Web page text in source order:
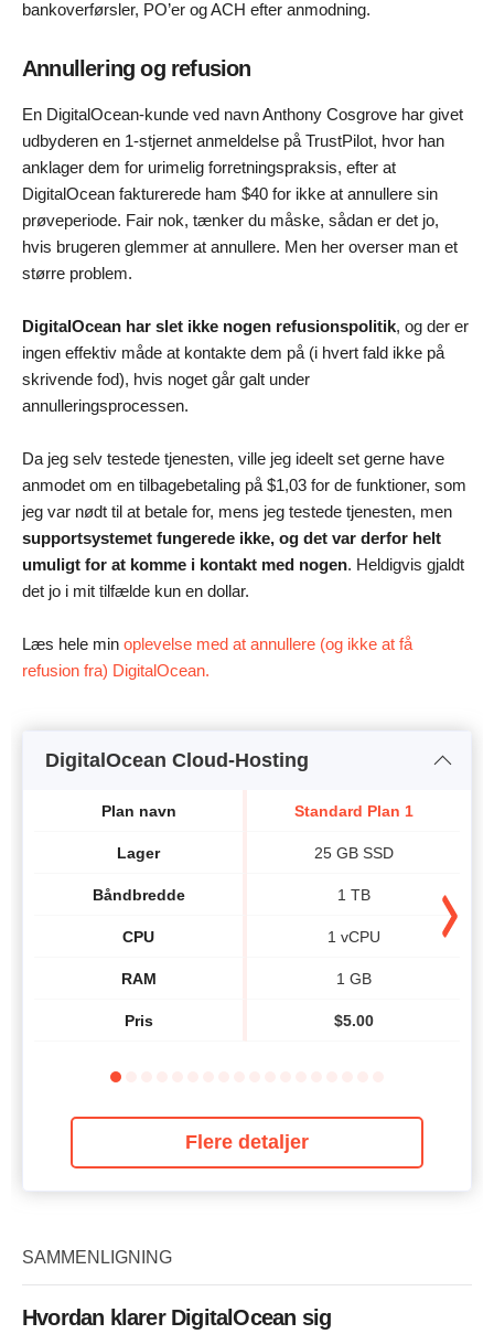
bankoverførsler, PO’er og ACH efter anmodning.
Annullering og refusion
En DigitalOcean-kunde ved navn Anthony Cosgrove har givet
udbyderen en 1-stjernet anmeldelse på TrustPilot, hvor han
anklager dem for urimelig forretningspraksis, efter at
DigitalOcean fakturerede ham $40 for ikke at annullere sin
prøveperiode. Fair nok, tænker du måske, sådan er det jo,
hvis brugeren glemmer at annullere. Men her overser man et
større problem.
DigitalOcean har slet ikke nogen refusionspolitik, og der er
ingen effektiv måde at kontakte dem på (i hvert fald ikke på
skrivende fod), hvis noget går galt under
annulleringsprocessen.
Da jeg selv testede tjenesten, ville jeg ideelt set gerne have
anmodet om en tilbagebetaling på $1,03 for de funktioner, som
jeg var nødt til at betale for, mens jeg testede tjenesten, men
supportsystemet fungerede ikke, og det var derfor helt
umuligt for at komme i kontakt med nogen. Heldigvis gjaldt
det jo i mit tilfælde kun en dollar.
Læs hele min oplevelse med at annullere (og ikke at få
refusion fra) DigitalOcean.
DigitalOcean Cloud-Hosting
Plan navn
Lager
Båndbredde
CPU
RAM
Pris
Standard Plan 1
25 GB SSD
1 TB
1 vCPU
1 GB
$5.00
Flere detaljer
SAMMENLIGNING
Hvordan klarer DigitalOcean sig